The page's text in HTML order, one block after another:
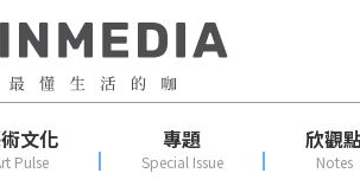
文化
Pulse
專題
Special Issue
欣觀
Notes